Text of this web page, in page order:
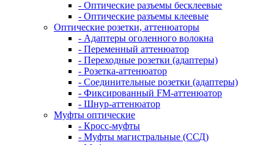
- Оптические разъемы бесклеевые
- Оптические разъемы клеевые
Оптические розетки, аттенюаторы
- Адаптеры оголенного волокна
- Переменный аттенюатор
- Переходные розетки (адаптеры)
- Розетка-аттенюатор
- Соединительные розетки (адаптеры)
- Фиксированный FM-аттенюатор
- Шнур-аттенюатор
Муфты оптические
- Кросс-муфты
- Муфты магистральные (ССД)